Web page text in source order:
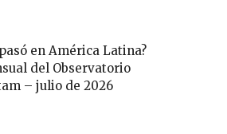
en América Latina?
del Observatorio
– julio de 2026